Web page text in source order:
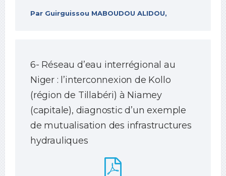
Par Guirguissou MABOUDOU ALIDOU,
6- Réseau d’eau interrégional au
Niger : l’interconnexion de Kollo
(région de Tillabéri) à Niamey
(capitale), diagnostic d’un exemple
de mutualisation des infrastructures
hydrauliques